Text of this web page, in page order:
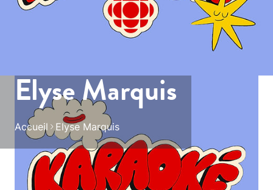
Elyse Marquis
Accueil Elyse Marquis